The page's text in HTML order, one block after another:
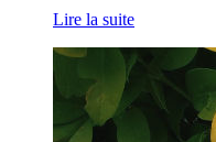
Lire la suite